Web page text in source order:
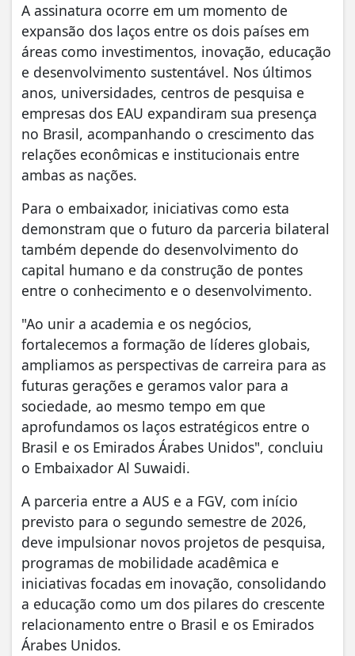
A assinatura ocorre em um momento de
expansão dos laços entre os dois países em
áreas como investimentos, inovação, educação
e desenvolvimento sustentável. Nos últimos
anos, universidades, centros de pesquisa e
empresas dos EAU expandiram sua presença
no Brasil, acompanhando o crescimento das
relações econômicas e institucionais entre
ambas as nações.
Para o embaixador, iniciativas como esta
demonstram que o futuro da parceria bilateral
também depende do desenvolvimento do
capital humano e da construção de pontes
entre o conhecimento e o desenvolvimento.
"Ao unir a academia e os negócios,
fortalecemos a formação de líderes globais,
ampliamos as perspectivas de carreira para as
futuras gerações e geramos valor para a
sociedade, ao mesmo tempo em que
aprofundamos os laços estratégicos entre o
Brasil e os Emirados Árabes Unidos", concluiu
o Embaixador Al Suwaidi.
A parceria entre a AUS e a FGV, com início
previsto para o segundo semestre de 2026,
deve impulsionar novos projetos de pesquisa,
programas de mobilidade acadêmica e
iniciativas focadas em inovação, consolidando
a educação como um dos pilares do crescente
relacionamento entre o Brasil e os Emirados
Árabes Unidos.